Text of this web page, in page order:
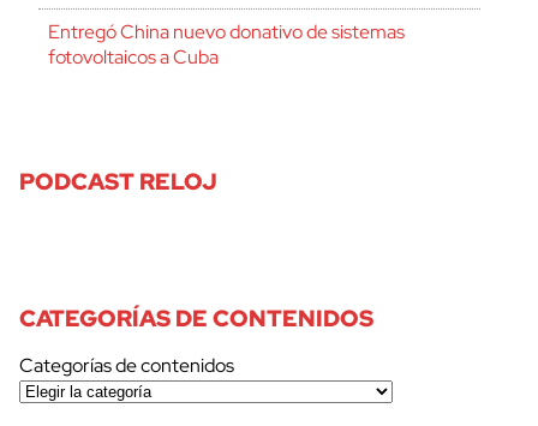
Entregó China nuevo donativo de sistemas
fotovoltaicos a Cuba
PODCAST RELOJ
CATEGORÍAS DE CONTENIDOS
Categorías de contenidos